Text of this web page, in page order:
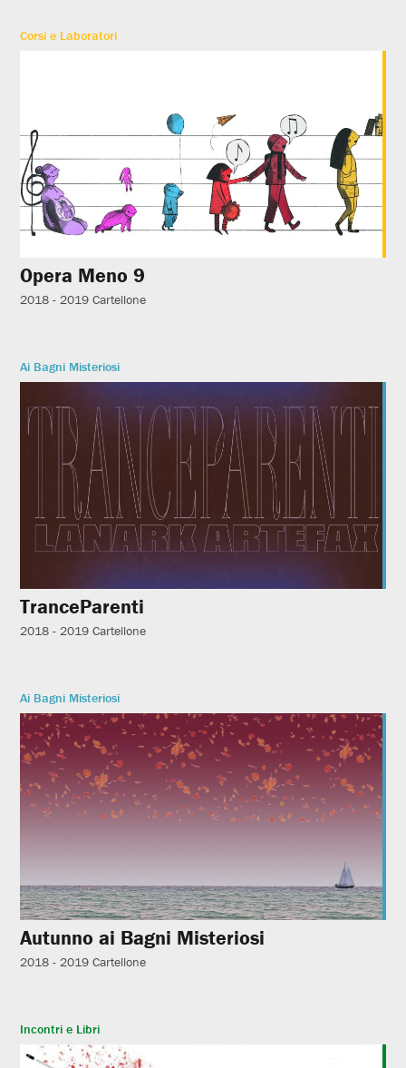
Corsi e Laboratori
Opera Meno 9
2018 - 2019 Cartellone
Ai Bagni Misteriosi
TranceParenti
2018 - 2019 Cartellone
Ai Bagni Misteriosi
Autunno ai Bagni Misteriosi
2018 - 2019 Cartellone
Incontri e Libri